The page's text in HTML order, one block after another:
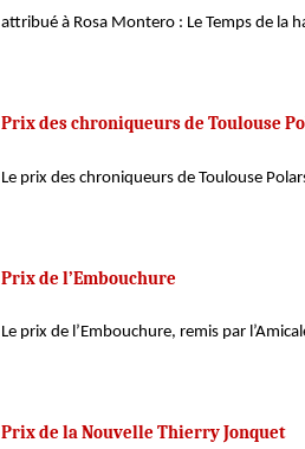
attribué à Rosa Montero : Le Temps de la
Prix des chroniqueurs de Toulouse
Le prix des chroniqueurs de Toulouse
Prix de l’Embouchure
Le prix de l’Embouchure, remis par
Prix de la Nouvelle Thierry Jonquet